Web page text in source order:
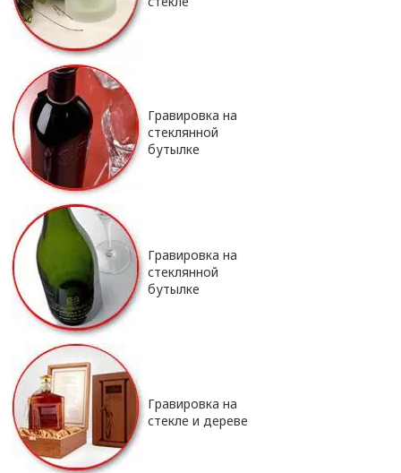
Гравировка на
стеклянной
бутылке
Гравировка на
стеклянной
бутылке
Гравировка на
стекле и дереве